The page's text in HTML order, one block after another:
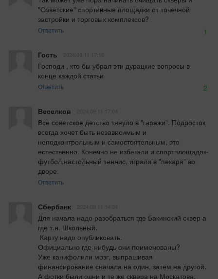
"Советские" спортивные площадки от точечной
застройки и торговых комплексов?
Ответить 1
Гость
Господи , кто бы убрал эти дурацкие вопросы в
конце каждой статьи
Ответить 2
Веселков
Всё советское детство тянуло в "гаражи". Подросток
всегда хочет быть независимым и
неподконтрольным и самостоятельным, это
естественно. Конечно не избегали и спортплощадок-
футбол,настольный теннис, играли в "пекаря" во
дворе.
Ответить
Сбербанк
Для начала надо разобраться где Бакинский сквер а
где т.н. Школьный.
Официально где-нибудь они поименованы?
Уже канифолили мозг, выпрашивая
финансирование сначала на один, затем на другой.
А фотки были одни и те же сквера на Москатова.